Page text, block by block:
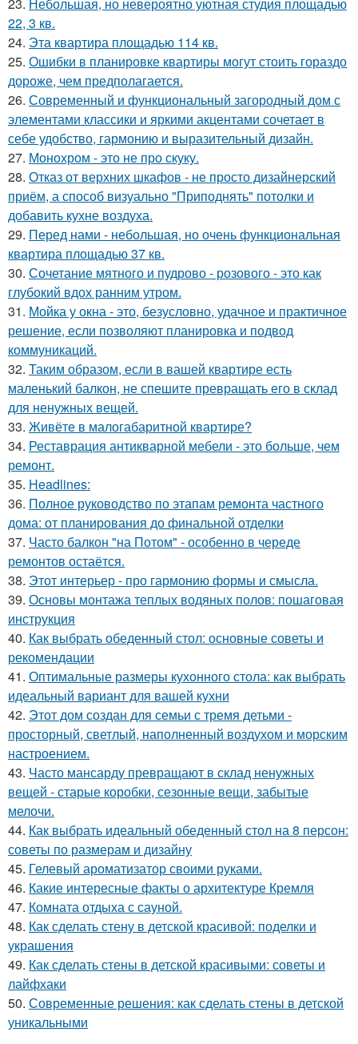
23. Небольшая, но невероятно уютная студия площадью
22, 3 кв.
24. Эта квартира площадью 114 кв.
25. Ошибки в планировке квартиры могут стоить гораздо
дороже, чем предполагается.
26. Современный и функциональный загородный дом с
элементами классики и яркими акцентами сочетает в
себе удобство, гармонию и выразительный дизайн.
27. Монохром - это не про скуку.
28. Отказ от верхних шкафов - не просто дизайнерский
приём, а способ визуально "Приподнять" потолки и
добавить кухне воздуха.
29. Перед нами - небольшая, но очень функциональная
квартира площадью 37 кв.
30. Сочетание мятного и пудрово - розового - это как
глубокий вдох ранним утром.
31. Мойка у окна - это, безусловно, удачное и практичное
решение, если позволяют планировка и подвод
коммуникаций.
32. Таким образом, если в вашей квартире есть
маленький балкон, не спешите превращать его в склад
для ненужных вещей.
33. Живёте в малогабаритной квартире?
34. Реставрация антикварной мебели - это больше, чем
ремонт.
35. Headlines:
36. Полное руководство по этапам ремонта частного
дома: от планирования до финальной отделки
37. Часто балкон "на Потом" - особенно в череде
ремонтов остаётся.
38. Этот интерьер - про гармонию формы и смысла.
39. Основы монтажа теплых водяных полов: пошаговая
инструкция
40. Как выбрать обеденный стол: основные советы и
рекомендации
41. Оптимальные размеры кухонного стола: как выбрать
идеальный вариант для вашей кухни
42. Этот дом создан для семьи с тремя детьми -
просторный, светлый, наполненный воздухом и морским
настроением.
43. Часто мансарду превращают в склад ненужных
вещей - старые коробки, сезонные вещи, забытые
мелочи.
44. Как выбрать идеальный обеденный стол на 8 персон:
советы по размерам и дизайну
45. Гелевый ароматизатор своими руками.
46. Какие интересные факты о архитектуре Кремля
47. Комната отдыха с сауной.
48. Как сделать стену в детской красивой: поделки и
украшения
49. Как сделать стены в детской красивыми: советы и
лайфхаки
50. Современные решения: как сделать стены в детской
уникальными